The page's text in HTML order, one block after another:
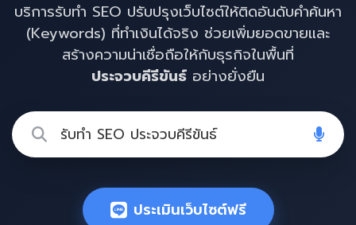
บริการรับทำ SEO ปรับปรุงเว็บไซต์ให้ติดอันดับคำค้นหา
(Keywords) ที่ทำเงินได้จริง ช่วยเพิ่มยอดขายและ
สร้างความน่าเชื่อถือให้กับธุรกิจในพื้นที่
ประจวบคีรีขันธ์ อย่างยั่งยืน
ประเมินเว็บไซต์ฟรี